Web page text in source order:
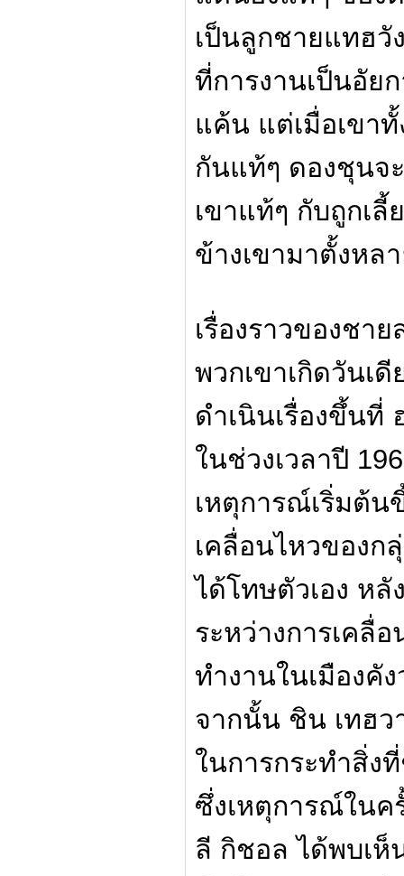
เป็นลูกชายแทฮ
ที่การงานเป็นอัย
แค้น แต่เมื่อเขา
กันแท้ๆ ดองชุนจ
เขาแท้ๆ กับถูกเ
ข้างเขามาตั้งหล
เรื่องราวของชา
พวกเขาเกิดวันเ
ดำเนินเรื่องขึ้นที่
ในช่วงเวลาปี
เหตุการณ์เริ่มต้น
เคลื่อนไหวของ
ได้โทษตัวเอง ห
ระหว่างการเคลื่
ทำงานในเมืองคั
จากนั้น ชิน เทฮว
ในการกระทำสิ่ง
ซึ่งเหตุการณ์ในค
ลี กิชอล ได้พบเ